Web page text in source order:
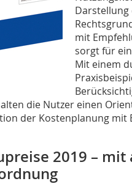
Darstellung
mit
sorgt für
Mit einem
die Nutzer einen
der Kostenplanung mit
2019 –